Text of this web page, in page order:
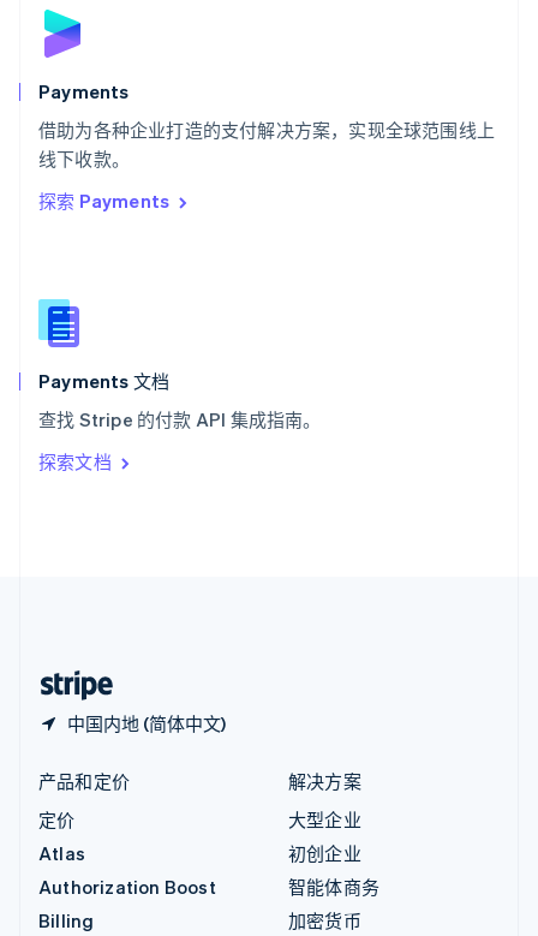
Payments
借助为各种企业打造的支付解决方案，实现全球范围线上
线下收款。
探索 Payments
Payments 文档
查找 Stripe 的付款 API 集成指南。
探索文档
中国内地 (简体中文)
English
斯洛文尼亚
泰国
ไทยEnglish
希腊
English
西班牙
新西兰
English
匈牙利
English
ItalianoEnglish
印度
English
产品和定价
定价
Atlas
Authorization Boost
Billing
解决方案
大型企业
初创企业
智能体商务
加密货币